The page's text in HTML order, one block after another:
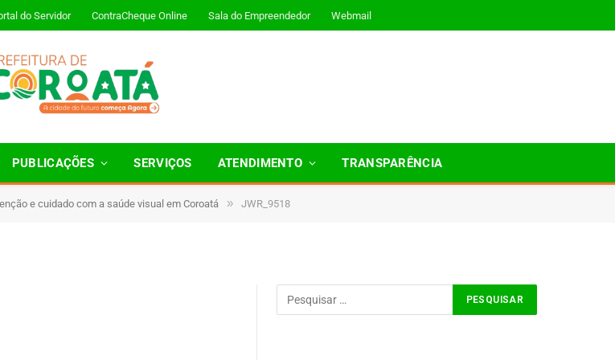
do Servidor ContraCheque Online Sala do Empreendedor Webmail
PUBLICAÇÕES SERVIÇOS ATENDIMENTO TRANSPARÊNCIA
e cuidado com a saúde visual em Coroatá » JWR_9518